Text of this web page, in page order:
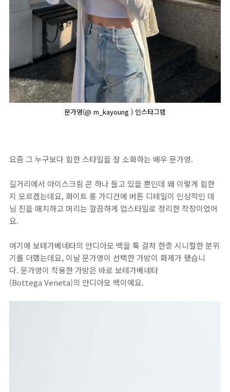
문가영(@ m_kayoung ) 인스타그램
요즘 그 누구보다 힙한 스타일을 잘 소화하는 배우 문가영.
길거리에서 아이스크림 콘 하나 들고 있을 뿐인데 왜 이렇게 힙한
지 모르겠는데요, 화이트 롱 가디건에 버튼 디테일이 인상적인 데
님 진을 매치하고 머리는 깔끔하게 업스타일로 정리한 착장이었어
요.
여기에 보테가베네타의 안디아모 백을 툭 걸쳐 한층 시니컬한 분위
기를 더했는데요, 이날 문가영이 선택한 가방이 화제가 됐습니
다. 문가영이 착용한 가방은 바로 보테가베네타
(Bottega Veneta)의 안디아모 백이에요.